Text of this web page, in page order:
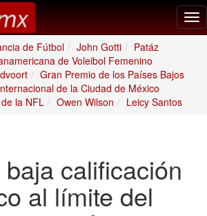
de Fútbol
John Gotti
Patáz
de Voleibol Femenino
Gran Premio de los Países Bajos
de la Ciudad de México
la NFL
Owen Wilson Leicy Santos
baja calificación
al límite del